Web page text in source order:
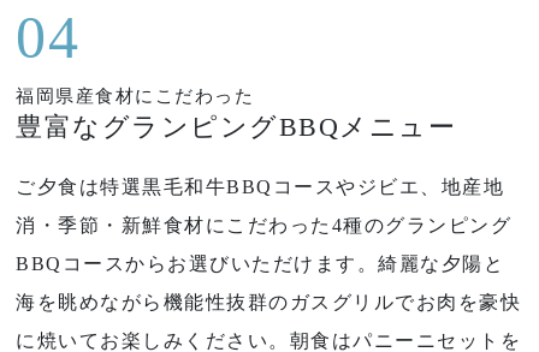
04
福岡県産食材にこだわった
豊富なグランピングBBQメニュー
ご夕食は特選黒毛和牛BBQコースやジビエ、地産地
消・季節・新鮮食材にこだわった4種のグランピング
BBQコースからお選びいただけます。綺麗な夕陽と
海を眺めながら機能性抜群のガスグリルでお肉を豪快
に焼いてお楽しみください。朝食はパニーニセットを